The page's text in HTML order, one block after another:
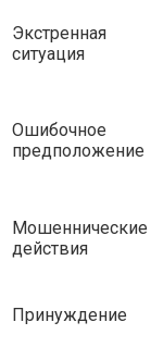
Экстренная
ситуация
Ошибочное
предположение
Мошеннические
действия
Принуждение